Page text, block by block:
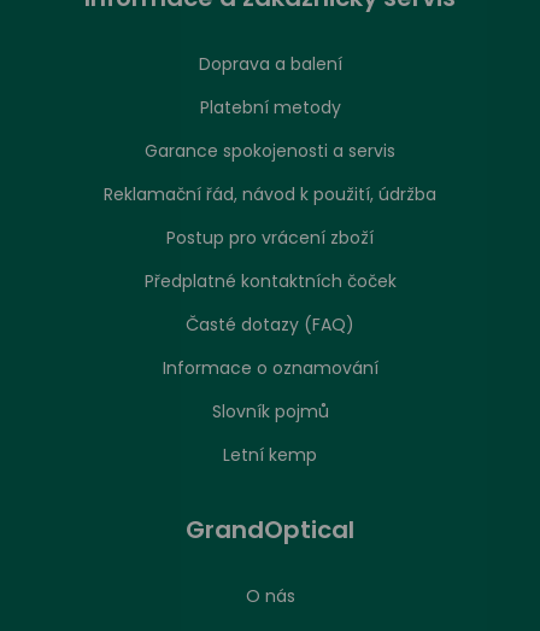
Doprava a balení
Platební metody
Garance spokojenosti a servis
Reklamační řád, návod k použití, údržba
Postup pro vrácení zboží
Předplatné kontaktních čoček
Časté dotazy (FAQ)
Informace o oznamování
Slovník pojmů
Letní kemp
GrandOptical
O nás